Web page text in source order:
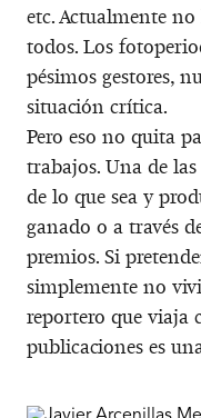
etc. Actualmente
todos. Los
pésimos gestores,
situación crítica.
Pero eso no quita
trabajos. Una de
de lo que sea y
ganado o a través
premios. Si
simplemente no
reportero que viaja
publicaciones es